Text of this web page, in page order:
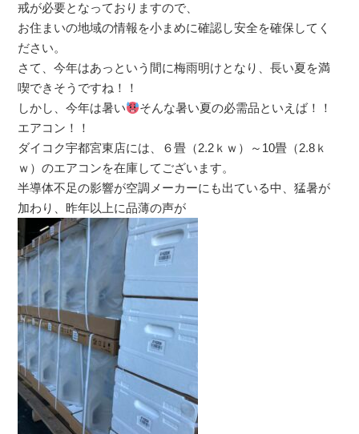
戒が必要となっておりますので、
お住まいの地域の情報を小まめに確認し安全を確保してく
ださい。
さて、今年はあっという間に梅雨明けとなり、長い夏を満
喫できそうですね！！
しかし、今年は暑い
そんな暑い夏の必需品といえば！！
エアコン！！
ダイコク宇都宮東店には、６畳（2.2ｋｗ）～10畳（2.8ｋ
ｗ）のエアコンを在庫してございます。
半導体不足の影響が空調メーカーにも出ている中、猛暑が
加わり、昨年以上に品薄の声が